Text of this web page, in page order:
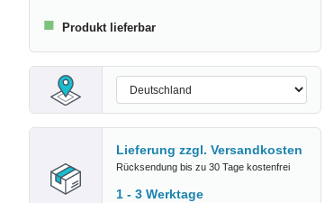
■ Produkt lieferbar
Lieferung zzgl. Versandkosten
Rücksendung bis zu 30 Tage kostenfrei
1 - 3 Werktage